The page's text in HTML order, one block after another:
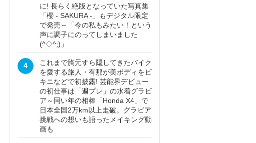
に! 長らく絶版となっていた写真集
「櫻 - SAKURA -」もデジタル限定
で発売～「今の私もみたい！という
声に調子にのってしまいました
(^◇^;)」
4
これまで胸元すら隠してきたバイク
を愛する旅人・有那が美ボディをビ
キニなどで初披露! 芸能界デビュー
の初仕事は「週プレ」の水着グラビ
ア～同い年の相棒「Honda X4」で
日本全国2万km以上走破。グラビア
挑戦への想いも語ったメイキング動
画も